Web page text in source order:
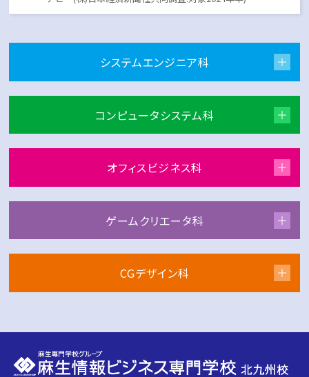
システムエンジニア科
コンピュータシステム科
オフィスビジネス科
ゲームクリエータ科
CGデザイン科